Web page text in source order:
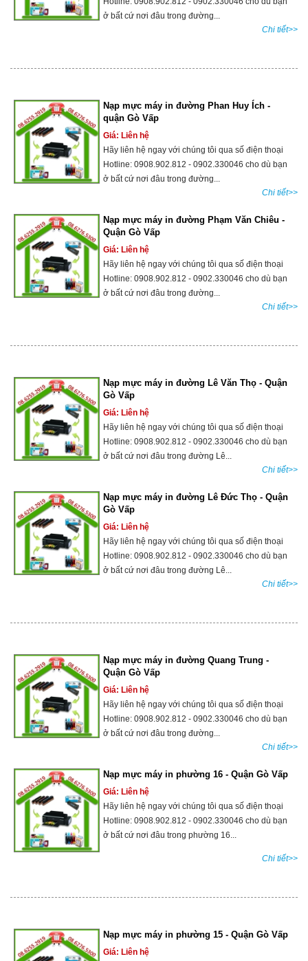
ở bất cứ nơi đâu trong đường...
Chi tiết>>
Nạp mực máy in đường Phan Huy Ích -
quận Gò Vấp
Giá: Liên hệ
Hãy liên hệ ngay với chúng tôi qua số điện thoại
Hotline: 0908.902.812 - 0902.330046 cho dù bạn
ở bất cứ nơi đâu trong đường...
Chi tiết>>
Nạp mực máy in đường Phạm Văn Chiêu -
Quận Gò Vấp
Giá: Liên hệ
Hãy liên hệ ngay với chúng tôi qua số điện thoại
Hotline: 0908.902.812 - 0902.330046 cho dù bạn
ở bất cứ nơi đâu trong đường...
Chi tiết>>
Nạp mực máy in đường Lê Văn Thọ - Quận
Gò Vấp
Giá: Liên hệ
Hãy liên hệ ngay với chúng tôi qua số điện thoại
Hotline: 0908.902.812 - 0902.330046 cho dù bạn
ở bất cứ nơi đâu trong đường Lê...
Chi tiết>>
Nạp mực máy in đường Lê Đức Thọ - Quận
Gò Vấp
Giá: Liên hệ
Hãy liên hệ ngay với chúng tôi qua số điện thoại
Hotline: 0908.902.812 - 0902.330046 cho dù bạn
ở bất cứ nơi đâu trong đường Lê...
Chi tiết>>
Nạp mực máy in đường Quang Trung -
Quận Gò Vấp
Giá: Liên hệ
Hãy liên hệ ngay với chúng tôi qua số điện thoại
Hotline: 0908.902.812 - 0902.330046 cho dù bạn
ở bất cứ nơi đâu trong đường...
Chi tiết>>
Nạp mực máy in phường 16 - Quận Gò Vấp
Giá: Liên hệ
Hãy liên hệ ngay với chúng tôi qua số điện thoại
Hotline: 0908.902.812 - 0902.330046 cho dù bạn
ở bất cứ nơi đâu trong phường 16...
Chi tiết>>
Nạp mực máy in phường 15 - Quận Gò Vấp
Giá: Liên hệ